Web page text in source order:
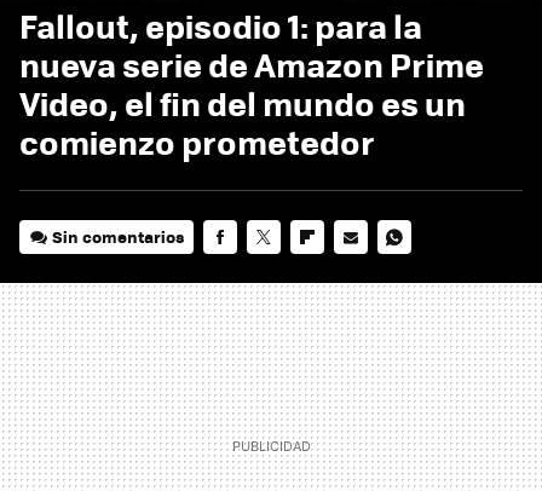
Fallout, episodio 1: para la
nueva serie de Amazon Prime
Video, el fin del mundo es un
comienzo prometedor
Sin comentarios
MAIL